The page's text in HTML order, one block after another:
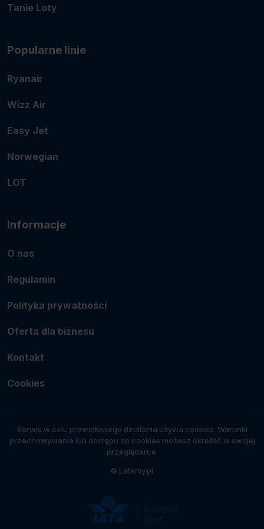
Tanie Loty
Popularne linie
Ryanair
Wizz Air
Easy Jet
Norwegian
LOT
Informacje
O nas
Regulamin
Polityka prywatności
Oferta dla biznesu
Kontakt
Cookies
Serwis w celu prawidłowego działania używa cookies. Warunki
przechowywania lub dostępu do cookies możesz określić w swojej
przeglądarce.
© Latamy.pl